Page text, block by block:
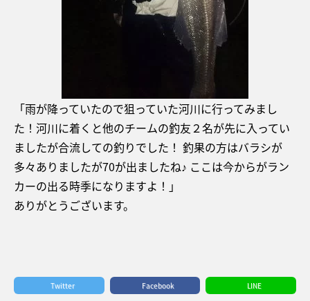
「雨が降っていたので狙っていた河川に行ってみまし
た！河川に着くと他のチームの釣友２名が先に入ってい
ましたが合流しての釣りでした！ 釣果の方はバラシが
多々ありましたが70が出ましたね♪ ここは今からがラン
カーの出る時季になりますよ！」
ありがとうございます。
Twitter Facebook LINE